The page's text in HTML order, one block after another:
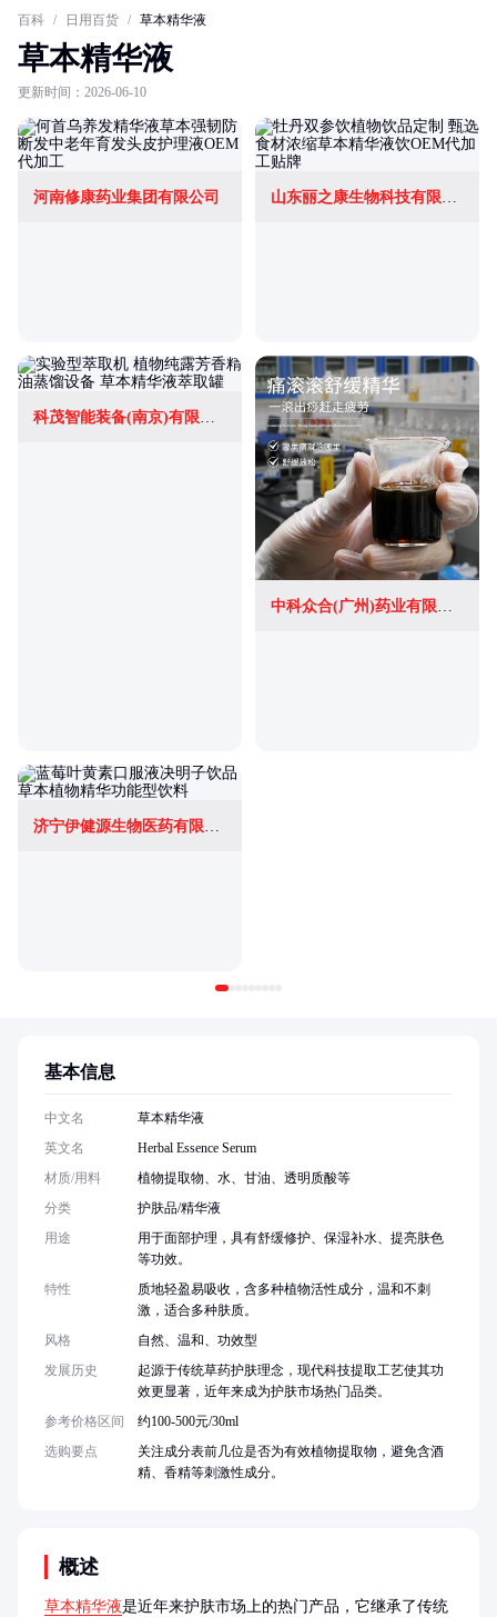
百科 / 日用百货 / 草本精华液
草本精华液
更新时间：2026-06-10
河南修康药业集团有限公司 山东丽之康生物科技有限公司
科茂智能装备(南京)有限公司
中科众合(广州)药业有限公司
济宁伊健源生物医药有限公司
概述
草本精华液是近年来护肤市场上的热门产品，它继承了传统
基本信息
中文名
草本精华液
英文名
Herbal Essence Serum
材质/用料
植物提取物、水、甘油、透明质酸等
分类
护肤品/精华液
用途
用于面部护理，具有舒缓修护、保湿补水、提亮肤色
等功效。
特性
质地轻盈易吸收，含多种植物活性成分，温和不刺
激，适合多种肤质。
风格
自然、温和、功效型
发展历史
起源于传统草药护肤理念，现代科技提取工艺使其功
效更显著，近年来成为护肤市场热门品类。
参考价格区间
约100-500元/30ml
选购要点
关注成分表前几位是否为有效植物提取物，避免含酒
精、香精等刺激性成分。